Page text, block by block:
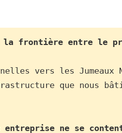
la frontière entre le
vers les Jumeaux
que nous
ne se